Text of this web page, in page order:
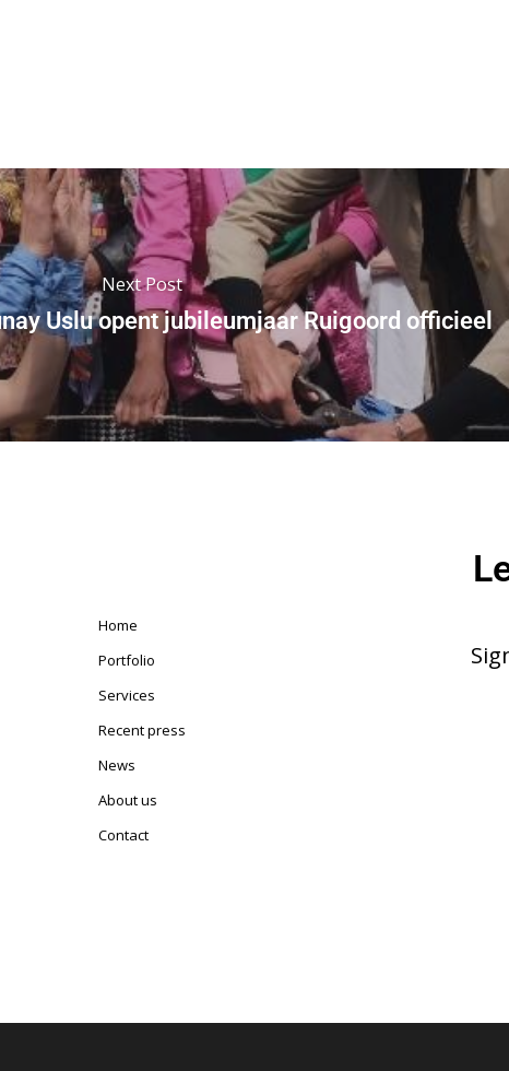
Next Post
Uslu opent jubileumjaar Ruigoord officieel
Home
Portfolio
Services
Recent press
News
About us
Contact